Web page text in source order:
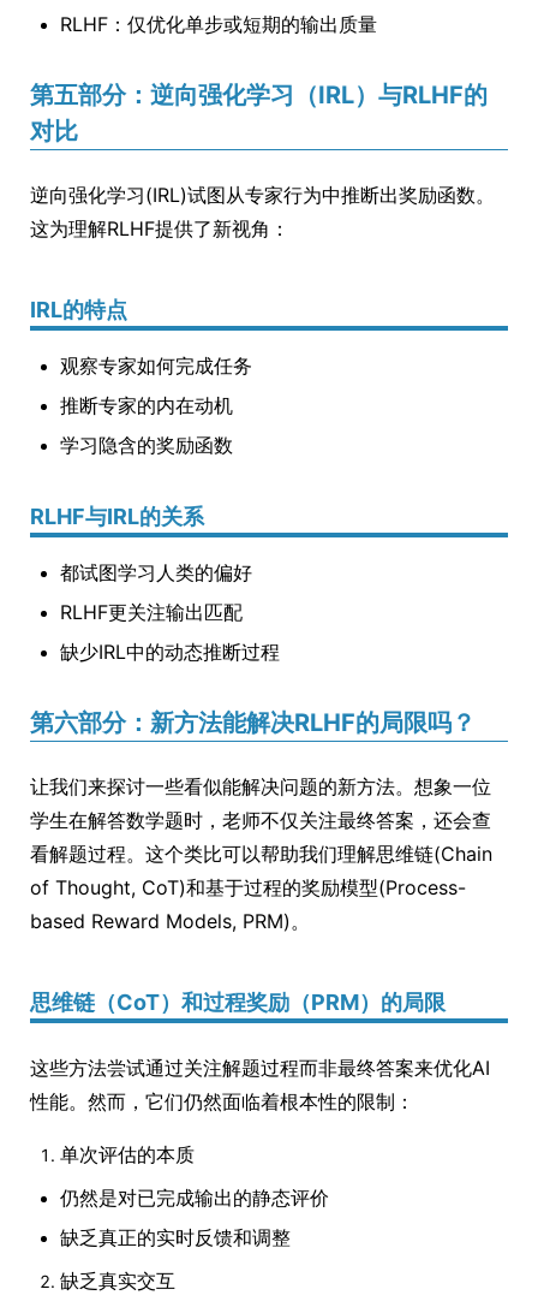
RLHF：仅优化单步或短期的输出质量
第五部分：逆向强化学习（IRL）与RLHF的
对比
逆向强化学习(IRL)试图从专家行为中推断出奖励函数。
这为理解RLHF提供了新视角：
IRL的特点
观察专家如何完成任务
推断专家的内在动机
学习隐含的奖励函数
RLHF与IRL的关系
都试图学习人类的偏好
RLHF更关注输出匹配
缺少IRL中的动态推断过程
第六部分：新方法能解决RLHF的局限吗？
让我们来探讨一些看似能解决问题的新方法。想象一位
学生在解答数学题时，老师不仅关注最终答案，还会查
看解题过程。这个类比可以帮助我们理解思维链(Chain
of Thought, CoT)和基于过程的奖励模型(Process-
based Reward Models, PRM)。
思维链（CoT）和过程奖励（PRM）的局限
这些方法尝试通过关注解题过程而非最终答案来优化AI
性能。然而，它们仍然面临着根本性的限制：
单次评估的本质
仍然是对已完成输出的静态评价
缺乏真正的实时反馈和调整
缺乏真实交互